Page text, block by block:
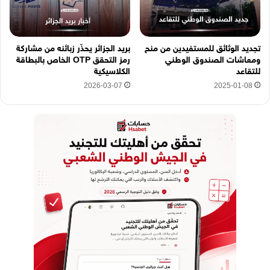
تجديد الوثائق للمستفيدين من منح
ومعاشات الصندوق الوطني
للتقاعد
2025-01-08
بريد الجزائر يحذّر زبائنه من مشاركة
رمز التحقق OTP الخاص بالبطاقة
الكلاسيكية
2026-03-07